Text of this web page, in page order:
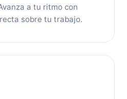
a tu ritmo con
sobre tu trabajo.